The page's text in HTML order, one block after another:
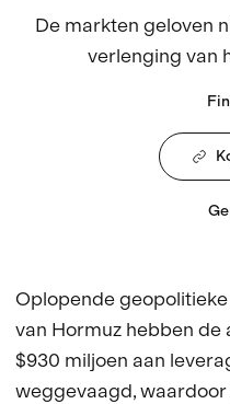
De markten geloven
verlenging van
Oplopende
van Hormuz hebben de
$930 miljoen aan
weggevaagd,